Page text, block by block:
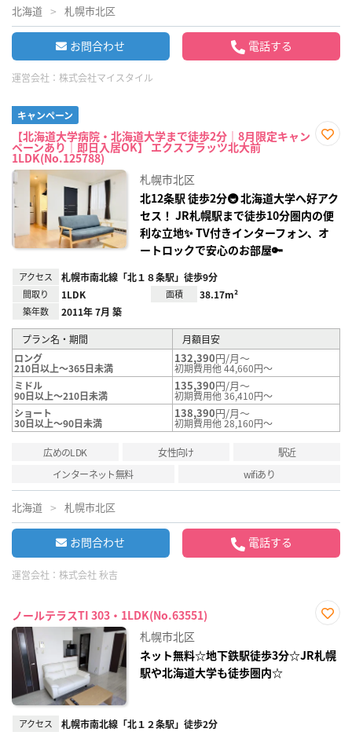
北海道 札幌市北区
お問合わせ 電話する
運営会社： 株式会社マイスタイル
キャンペーン
【北海道大学病院・北海道大学まで徒歩2分｜8月限定キャン
ペーンあり｜即日入居OK】 エクスフラッツ北大前
1LDK(No.125788)
札幌市北区
北12条駅 徒歩2分🚇 北海道大学へ好アク
セス！ JR札幌駅まで徒歩10分圏内の便
利な立地✨ TV付きインターフォン、オ
ートロックで安心のお部屋🔑
アクセス 札幌市南北線「北１８条駅」徒歩9分
間取り 1LDK 面積 38.17m²
築年数 2011年 7月 築
プラン名・期間
月額目安
ロング
210日以上～365日未満
132,390円/月～
初期費用他 44,660円～
ミドル
90日以上～210日未満
135,390円/月～
初期費用他 36,410円～
ショート
30日以上～90日未満
138,390円/月～
初期費用他 28,160円～
広めのLDK 女性向け
駅近
インターネット無料
wifiあり
北海道 札幌市北区
お問合わせ 電話する
運営会社： 株式会社 秋吉
ノールテラスTI 303・1LDK(No.63551)
り登
録
札幌市北区
ネット無料☆地下鉄駅徒歩3分☆JR札幌
駅や北海道大学も徒歩圏内☆
アクセス 札幌市南北線「北１２条駅」徒歩2分